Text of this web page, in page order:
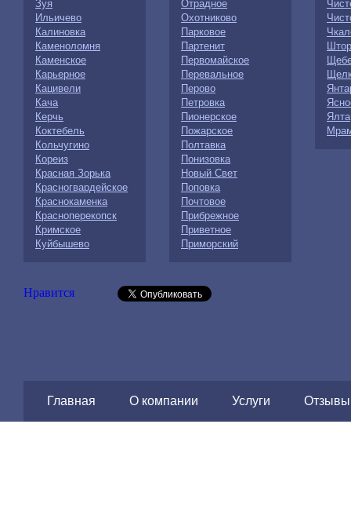
Зуя
Ильичево
Калиновка
Каменоломня
Каменское
Карьерное
Кацивели
Кача
Керчь
Коктебель
Кольчугино
Кореиз
Красная Зорька
Красногвардейское
Краснокаменка
Красноперекопск
Кримское
Куйбышево
Отрадное
Охотниково
Парковое
Партенит
Первомайское
Перевальное
Перово
Петровка
Пионерское
Пожарское
Полтавка
Понизовка
Новый Свет
Поповка
Почтовое
Прибрежное
Приветное
Приморский
Ялта
Нравится
Главная О компании Услуги Отзывы